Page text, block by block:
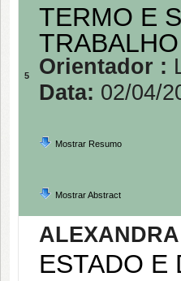
5
TERMO E
Orientador :
Data: 02/04/
Mostrar Resumo
Mostrar Abstract
ESTADO E